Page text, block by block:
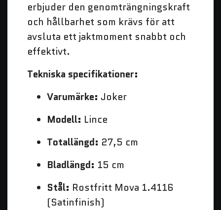
erbjuder den genomträngningskraft
och hållbarhet som krävs för att
avsluta ett jaktmoment snabbt och
effektivt.
Tekniska specifikationer:
Varumärke: Joker
Modell: Lince
Totallängd: 27,5 cm
Bladlängd: 15 cm
Stål: Rostfritt Mova 1.4116
(Satinfinish)